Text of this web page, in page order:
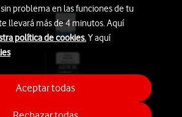
problema en las funciones de tu
llevará más de 4 minutos. Aquí
política de cookies.Y aquí
Aceptar todas